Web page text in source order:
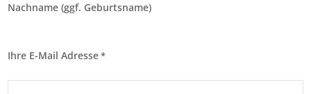
Nachname (ggf. Geburtsname)
Ihre E-Mail Adresse*